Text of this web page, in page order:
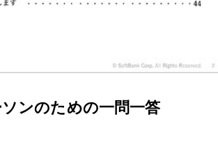
ンのための一問一答